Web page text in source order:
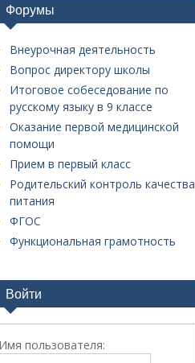
Форумы
Внеурочная деятельность
Вопрос директору школы
Итоговое собеседование по
русскому языку в 9 классе
Оказание первой медицинской
помощи
Прием в первый класс
Родительский контроль качества
питания
ФГОС
Функциональная грамотность
Войти
Имя пользователя: